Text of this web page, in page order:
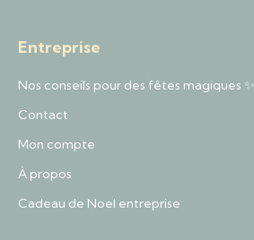
Entreprise
Nos conseils pour des fêtes magiques ✨
Contact
Mon compte
À propos
Cadeau de Noel entreprise